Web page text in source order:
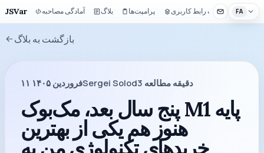
JSVar آمادگی مصاحبه بلاگ پرامپت‌ها کیت رابط کاربری FA
بازگشت به بلاگ
۱۱ فروردین ۱۴۰۵Sergei Solod3 دقیقه مطالعه
پنج سال بعد، مک‌بوک M1 پایه
هنوز هم یکی از بهترین
خریدهای تکنولوژی من به